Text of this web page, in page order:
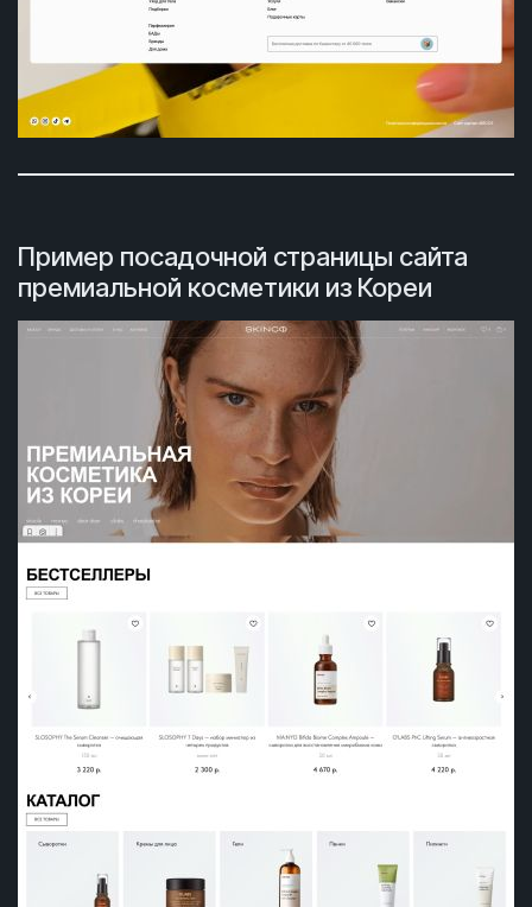
Пример посадочной страницы сайта
премиальной косметики из Кореи